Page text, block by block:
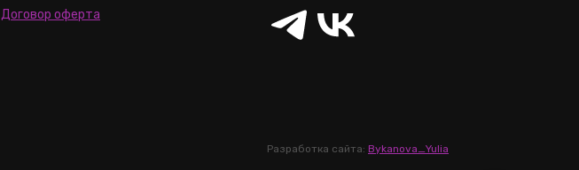
Договор оферта
Разработка сайта: Bykanova_Yulia